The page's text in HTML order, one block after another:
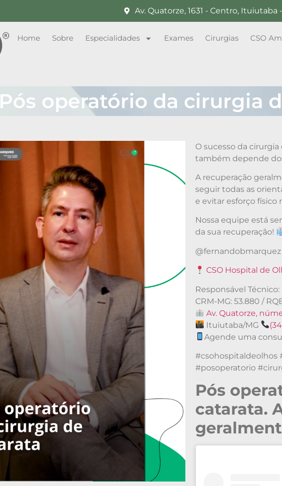
Av. Quatorze, 1631 - Centro, Ituiutaba
Home Sobre Especialidades Exames Cirurgias CSO
Pós operatório da cirurgia
O sucesso da
também depende
A recuperação
seguir todas as
e evitar esforço físico
Nossa equipe está
da sua recuperação!
@fernandobmarquez
CSO Hospital de
Responsável
CRM-MG: 53.880 /
Av. Quatorze,
Ituiutaba/MG
Agende uma
#csohospitaldeolhos
#posoperatorio
Pós
catarata.